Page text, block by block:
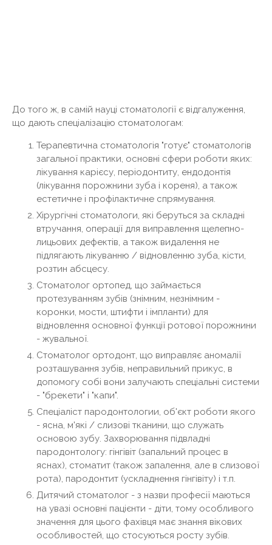
До того ж, в самій науці стоматології є відгалуження,
що дають спеціалізацію стоматологам:
Терапевтична стоматологія "готує" стоматологів
загальної практики, основні сфери роботи яких:
лікування карієсу, періодонтиту, ендодонтія
(лікування порожнини зуба і кореня), а також
естетичне і профілактичне спрямування.
Хірургічні стоматологи, які беруться за складні
втручання, операції для виправлення щелепно-
лицьових дефектів, а також видалення не
підлягають лікуванню / відновленню зуба, кісти,
розтин абсцесу.
Стоматолог ортопед, що займається
протезуванням зубів (знімним, незнімним -
коронки, мости, штифти і імпланти) для
відновлення основної функції ротової порожнини
- жувальної.
Стоматолог ортодонт, що виправляє аномалії
розташування зубів, неправильний прикус, в
допомогу собі вони залучають спеціальні системи
- "брекети" і "капи".
Спеціаліст пародонтологии, об'єкт роботи якого
- ясна, м'які / слизові тканини, що служать
основою зубу. Захворювання підвладні
пародонтологу: гінгівіт (запальний процес в
яснах), стоматит (також запалення, але в слизової
рота), пародонтит (ускладнення гінгівіту) і т.п.
Дитячий стоматолог - з назви професії маються
на увазі основні пацієнти - діти, тому особливого
значення для цього фахівця має знання вікових
особливостей, що стосуються росту зубів.